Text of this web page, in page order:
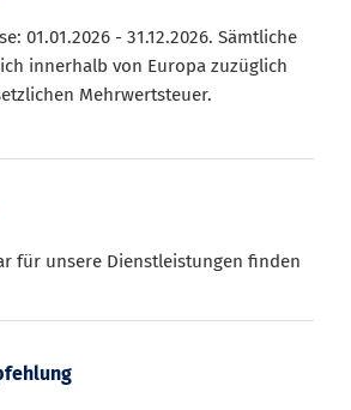
01.01.2026 - 31.12.2026. Sämtliche
innerhalb von Europa zuzüglich
Mehrwertsteuer.
für unsere Dienstleistungen finden